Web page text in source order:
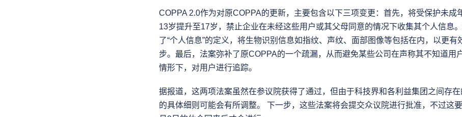
COPPA 2.0作为对原COPPA的更新，主要包含以下三项变更：首先，将受保护未成
13岁提升至17岁，禁止企业在未经这些用户或其父母同意的情况下收集其个人信息
了“个人信息”的定义，将生物识别信息如指纹、声纹、面部图像等包括在内，以更有
步。最后，法案弥补了原COPPA的一个疏漏，从而避免某些公司在声称其不知道用
情形下，对用户进行追踪。
据报道，这两项法案虽然在参议院获得了通过，但由于科技界和各利益集团之间存
的具体细则可能会有所调整。 下一步，这些法案将会提交众议院进行批准，不过这